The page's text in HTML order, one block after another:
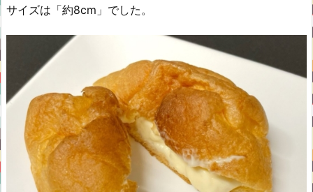
サイズは「約8cm」でした。